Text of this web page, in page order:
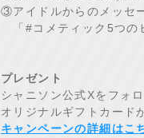
③アイドルからのメッセ
「#コメティック5つの
プレゼント
シャニソン公式Xをフォ
オリジナルギフトカード
キャンペーンの詳細はこ